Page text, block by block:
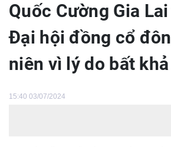
Quốc Cường Gia
Đại hội đồng cổ
niên vì lý do bất
15:40 03/07/2024